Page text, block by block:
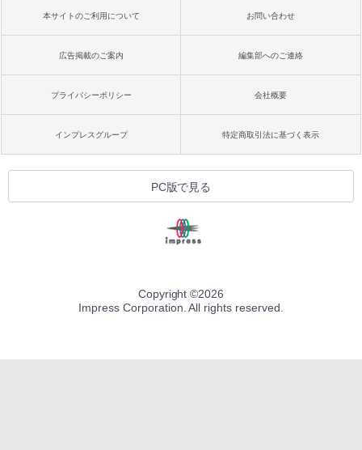
本サイトのご利用について お問い合わせ
広告掲載のご案内 編集部へのご連絡
プライバシーポリシー 会社概要
インプレスグループ 特定商取引法に基づく表示
PC版で見る
Copyright ©2026
Impress Corporation. All rights reserved.